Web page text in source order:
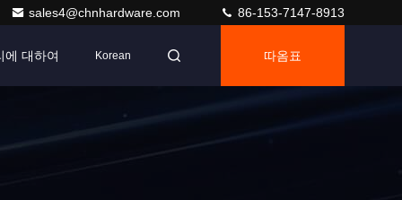
sales4@chnhardware.com 86-153-7147-8913
에 대하여 Korean 따옴표